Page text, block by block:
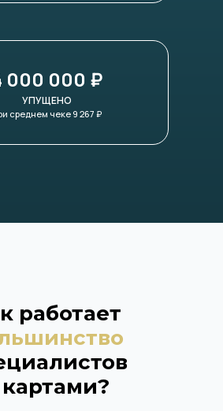
000 000 ₽
УПУЩЕНО
среднем чеке 9 267 ₽
работает